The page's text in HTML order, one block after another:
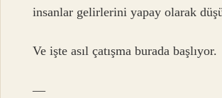
insanlar gelirlerini yapay olarak
Ve işte asıl çatışma burada başlıyor.
—